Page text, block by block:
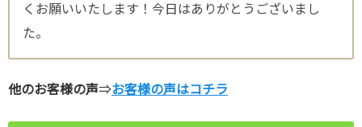
くお願いいたします！今日はありがとうございまし
た。
他のお客様の声⇒お客様の声はコチラ